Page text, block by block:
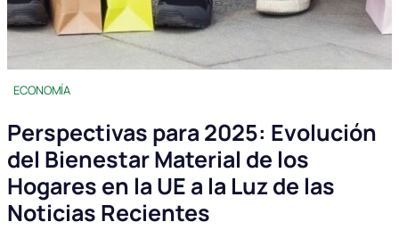
ECONOMÍA
Perspectivas para 2025: Evolución
del Bienestar Material de los
Hogares en la UE a la Luz de las
Noticias Recientes